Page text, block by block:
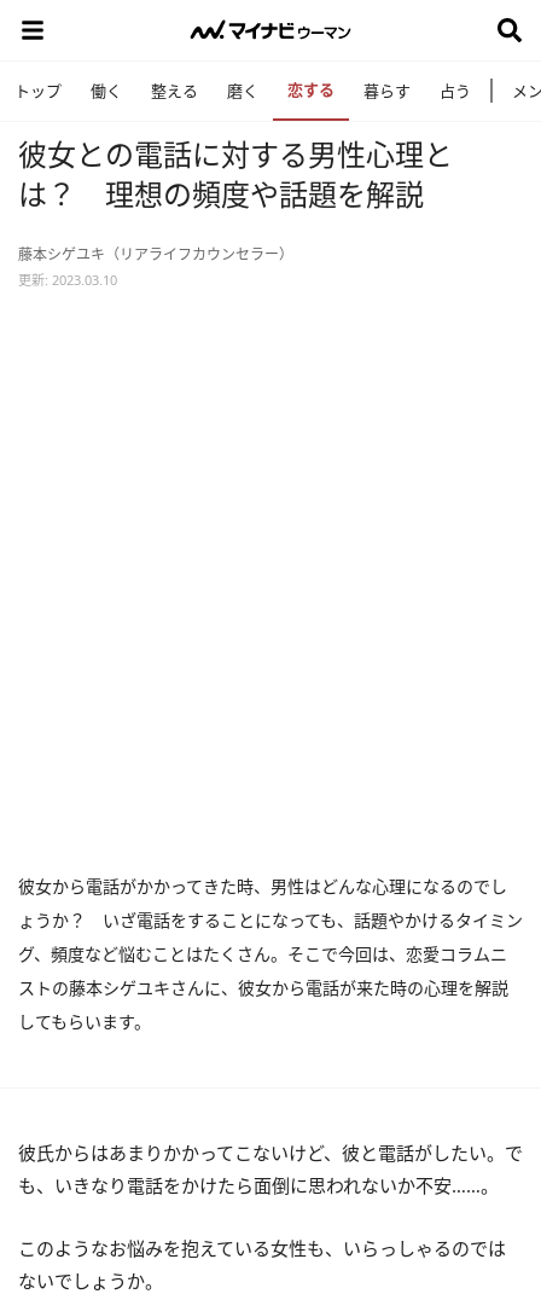
トップ 働く 整える 磨く 恋する 暮らす 占う メ
彼女との電話に対する男性心理と
は？ 理想の頻度や話題を解説
藤本シゲユキ（リアライフカウンセラー）
更新: 2023.03.10
彼女から電話がかかってきた時、男性はどんな心理になるのでし
ょうか？ いざ電話をすることになっても、話題やかけるタイミン
グ、頻度など悩むことはたくさん。そこで今回は、恋愛コラムニ
ストの藤本シゲユキさんに、彼女から電話が来た時の心理を解説
してもらいます。
彼氏からはあまりかかってこないけど、彼と電話がしたい。で
も、いきなり電話をかけたら面倒に思われないか不安……。
このようなお悩みを抱えている女性も、いらっしゃるのでは
ないでしょうか。